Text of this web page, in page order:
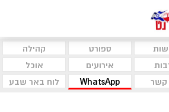
ספורט
קהילה
אירועים
אוכל
קשר WhatsApp לוח באר שבע